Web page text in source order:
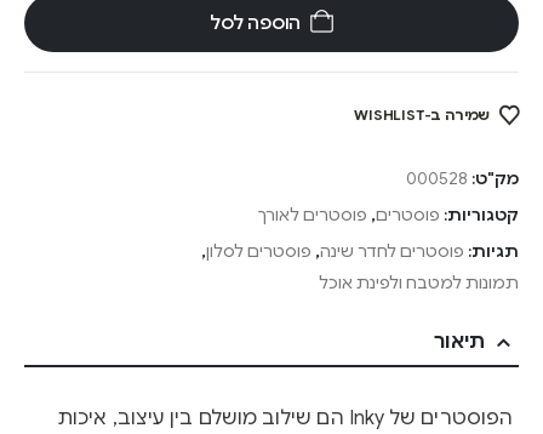
הוספה לסל
שמירה ב-WISHLIST
מק"ט: 000528
קטגוריות: פוסטרים, פוסטרים לאורך
תגיות: פוסטרים לחדר שינה, פוסטרים לסלון,
תמונות למטבח ולפינת אוכל
תיאור
הפוסטרים של Inky הם שילוב מושלם בין עיצוב, איכות